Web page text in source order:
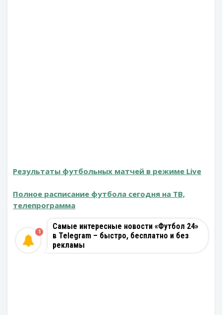
Результаты футбольных матчей в режиме Live
Полное расписание футбола сегодня на ТВ,
телепрограмма
Самые интересные новости «Футбол 24»
в Telegram – быстро, бесплатно и без
рекламы
1